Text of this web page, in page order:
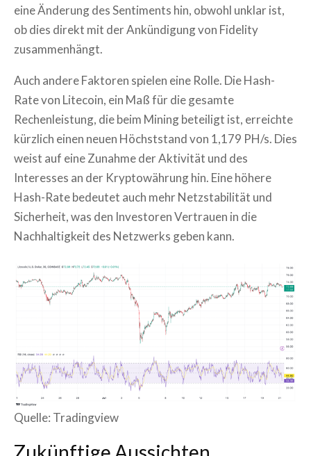
eine Änderung des Sentiments hin, obwohl unklar ist,
ob dies direkt mit der Ankündigung von Fidelity
zusammenhängt.
Auch andere Faktoren spielen eine Rolle. Die Hash-
Rate von Litecoin, ein Maß für die gesamte
Rechenleistung, die beim Mining beteiligt ist, erreichte
kürzlich einen neuen Höchststand von 1,179 PH/s. Dies
weist auf eine Zunahme der Aktivität und des
Interesses an der Kryptowährung hin. Eine höhere
Hash-Rate bedeutet auch mehr Netzstabilität und
Sicherheit, was den Investoren Vertrauen in die
Nachhaltigkeit des Netzwerks geben kann.
Quelle: Tradingview